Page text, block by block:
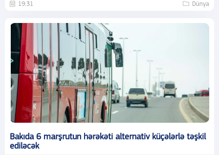
19:31 Dünya
Bakıda 6 marşrutun hərəkəti alternativ küçələrlə təşkil
ediləcək